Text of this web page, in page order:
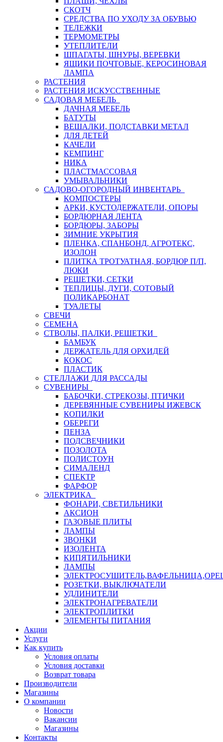
СКОТЧ
СРЕДСТВА ПО УХОДУ ЗА ОБУВЬЮ
ТЕЛЕЖКИ
ТЕРМОМЕТРЫ
УТЕПЛИТЕЛИ
ШПАГАТЫ, ШНУРЫ, ВЕРЕВКИ
ЯЩИКИ ПОЧТОВЫЕ, КЕРОСИНОВАЯ
ЛАМПА
РАСТЕНИЯ
РАСТЕНИЯ ИСКУССТВЕННЫЕ
САДОВАЯ МЕБЕЛЬ
ДАЧНАЯ МЕБЕЛЬ
БАТУТЫ
ВЕШАЛКИ, ПОДСТАВКИ МЕТАЛ
ДЛЯ ДЕТЕЙ
КАЧЕЛИ
КЕМПИНГ
НИКА
ПЛАСТМАССОВАЯ
УМЫВАЛЬНИКИ
САДОВО-ОГОРОДНЫЙ ИНВЕНТАРЬ
КОМПОСТЕРЫ
АРКИ, КУСТОДЕРЖАТЕЛИ, ОПОРЫ
БОРДЮРНАЯ ЛЕНТА
БОРДЮРЫ, ЗАБОРЫ
ЗИМНИЕ УКРЫТИЯ
ПЛЕНКА, СПАНБОНД, АГРОТЕКС,
ИЗОЛОН
ПЛИТКА ТРОТУАТНАЯ, БОРДЮР П/П,
ЛЮКИ
РЕШЕТКИ, СЕТКИ
ТЕПЛИЦЫ, ДУГИ, СОТОВЫЙ
ПОЛИКАРБОНАТ
ТУАЛЕТЫ
СВЕЧИ
СЕМЕНА
СТВОЛЫ, ПАЛКИ, РЕШЕТКИ
БАМБУК
ДЕРЖАТЕЛЬ ДЛЯ ОРХИДЕЙ
КОКОС
ПЛАСТИК
СТЕЛЛАЖИ ДЛЯ РАССАДЫ
СУВЕНИРЫ
БАБОЧКИ, СТРЕКОЗЫ, ПТИЧКИ
ДЕРЕВЯННЫЕ СУВЕНИРЫ ИЖЕВСК
КОПИЛКИ
ОБЕРЕГИ
ПЕНЗА
ПОДСВЕЧНИКИ
ПОЗОЛОТА
ПОЛИСТОУН
СИМАЛЕНД
СПЕКТР
ФАРФОР
ЭЛЕКТРИКА
ФОНАРИ, СВЕТИЛЬНИКИ
АКСИОН
ГАЗОВЫЕ ПЛИТЫ
ЛАМПЫ
ЗВОНКИ
ИЗОЛЕНТА
КИПЯТИЛЬНИКИ
ЛАМПЫ
РОЗЕТКИ, ВЫКЛЮЧАТЕЛИ
УДЛИНИТЕЛИ
ЭЛЕКТРОНАГРЕВАТЕЛИ
ЭЛЕКТРОПЛИТКИ
ЭЛЕМЕНТЫ ПИТАНИЯ
Акции
Услуги
Как купить
Условия оплаты
Условия доставки
Возврат товара
Производители
Магазины
О компании
Новости
Вакансии
Магазины
Контакты